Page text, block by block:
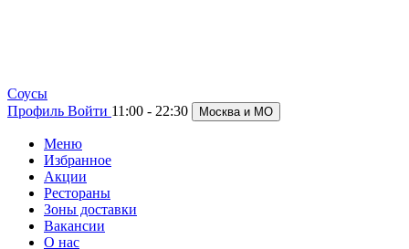
Cоусы
Профиль Войти 11:00 - 22:30 Москва и МО
Меню
Избранное
Акции
Рестораны
Зоны доставки
Вакансии
О нас